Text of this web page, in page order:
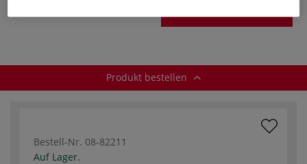
Produkt bestellen
Bestell-Nr. 08-82211
Auf Lager.